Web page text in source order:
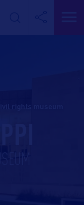
rights museum